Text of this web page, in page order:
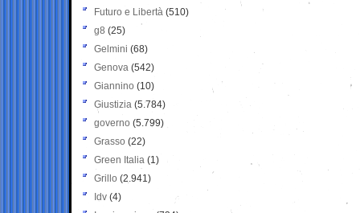
Futuro e Libertà (510)
g8 (25)
Gelmini (68)
Genova (542)
Giannino (10)
Giustizia (5.784)
governo (5.799)
Grasso (22)
Green Italia (1)
Grillo (2.941)
Idv (4)